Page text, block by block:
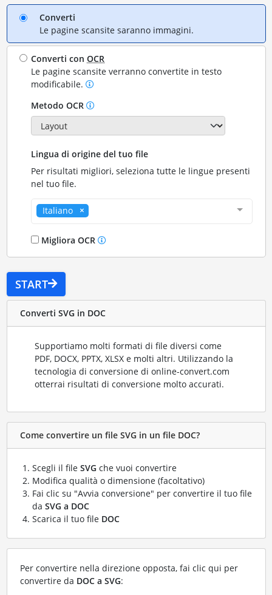
Converti
Le pagine scansite saranno immagini.
Converti conOCR
Le pagine scansite verranno convertite in testo
modificabile.
Metodo OCR
Lingua di origine del tuo file
Per risultati migliori, seleziona tutte le lingue presenti
nel tuo file.
Italiano
Migliora OCR
START
Converti SVG in DOC
Supportiamo molti formati di file diversi come
PDF, DOCX, PPTX, XLSX e molti altri. Utilizzando la
tecnologia di conversione di online-convert.com
otterrai risultati di conversione molto accurati.
Come convertire un file SVG in un file DOC?
Scegli il file SVG che vuoi convertire
Modifica qualità o dimensione (facoltativo)
Fai clic su "Avvia conversione" per convertire il tuo file
da SVG a DOC
Scarica il tuo file DOC
Per convertire nella direzione opposta, fai clic qui per
convertire da DOC a SVG: